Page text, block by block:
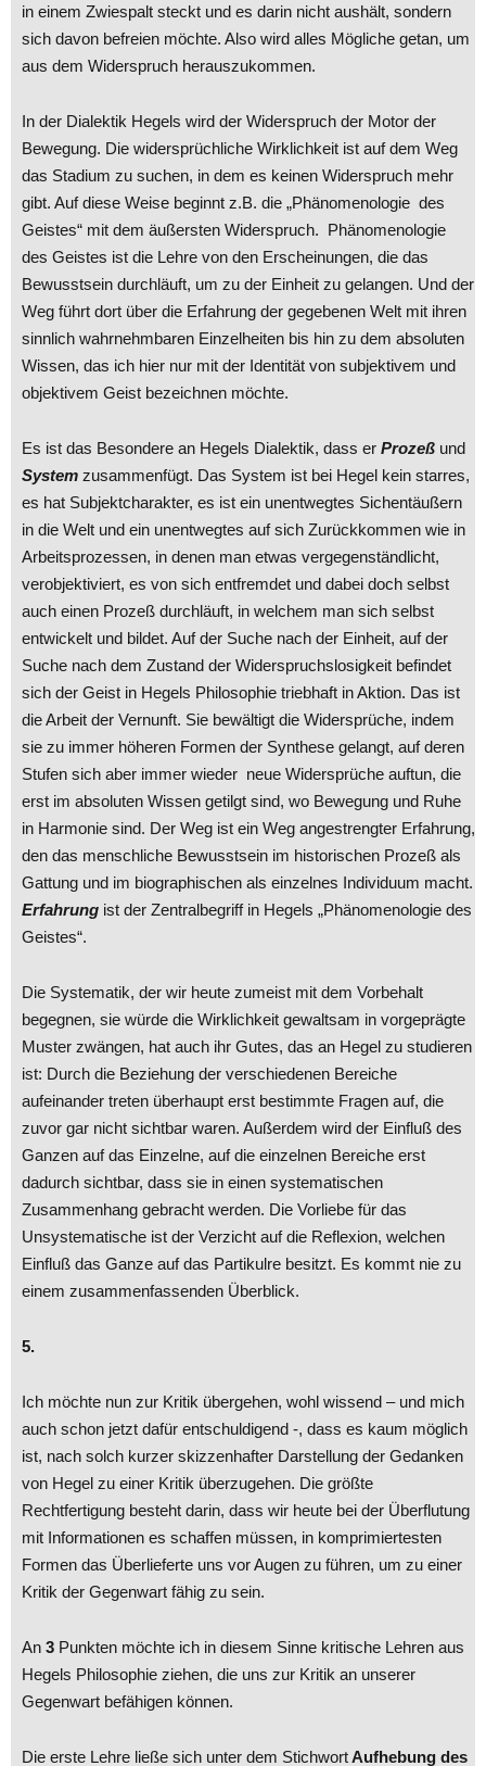
in einem Zwiespalt steckt und es darin nicht aushält, sondern
sich davon befreien möchte. Also wird alles Mögliche getan, um
aus dem Widerspruch herauszukommen.
In der Dialektik Hegels wird der Widerspruch der Motor der
Bewegung. Die widersprüchliche Wirklichkeit ist auf dem Weg
das Stadium zu suchen, in dem es keinen Widerspruch mehr
gibt. Auf diese Weise beginnt z.B. die „Phänomenologie des
Geistes“ mit dem äußersten Widerspruch. Phänomenologie
des Geistes ist die Lehre von den Erscheinungen, die das
Bewusstsein durchläuft, um zu der Einheit zu gelangen. Und der
Weg führt dort über die Erfahrung der gegebenen Welt mit ihren
sinnlich wahrnehmbaren Einzelheiten bis hin zu dem absoluten
Wissen, das ich hier nur mit der Identität von subjektivem und
objektivem Geist bezeichnen möchte.
Es ist das Besondere an Hegels Dialektik, dass er Prozeß und
System zusammenfügt. Das System ist bei Hegel kein starres,
es hat Subjektcharakter, es ist ein unentwegtes Sichentäußern
in die Welt und ein unentwegtes auf sich Zurückkommen wie in
Arbeitsprozessen, in denen man etwas vergegenständlicht,
verobjektiviert, es von sich entfremdet und dabei doch selbst
auch einen Prozeß durchläuft, in welchem man sich selbst
entwickelt und bildet. Auf der Suche nach der Einheit, auf der
Suche nach dem Zustand der Widerspruchslosigkeit befindet
sich der Geist in Hegels Philosophie triebhaft in Aktion. Das ist
die Arbeit der Vernunft. Sie bewältigt die Widersprüche, indem
sie zu immer höheren Formen der Synthese gelangt, auf deren
Stufen sich aber immer wieder neue Widersprüche auftun, die
erst im absoluten Wissen getilgt sind, wo Bewegung und Ruhe
in Harmonie sind. Der Weg ist ein Weg angestrengter Erfahrung,
den das menschliche Bewusstsein im historischen Prozeß als
Gattung und im biographischen als einzelnes Individuum macht.
Erfahrung ist der Zentralbegriff in Hegels „Phänomenologie des
Geistes“.
Die Systematik, der wir heute zumeist mit dem Vorbehalt
begegnen, sie würde die Wirklichkeit gewaltsam in vorgeprägte
Muster zwängen, hat auch ihr Gutes, das an Hegel zu studieren
ist: Durch die Beziehung der verschiedenen Bereiche
aufeinander treten überhaupt erst bestimmte Fragen auf, die
zuvor gar nicht sichtbar waren. Außerdem wird der Einfluß des
Ganzen auf das Einzelne, auf die einzelnen Bereiche erst
dadurch sichtbar, dass sie in einen systematischen
Zusammenhang gebracht werden. Die Vorliebe für das
Unsystematische ist der Verzicht auf die Reflexion, welchen
Einfluß das Ganze auf das Partikulre besitzt. Es kommt nie zu
einem zusammenfassenden Überblick.
5.
Ich möchte nun zur Kritik übergehen, wohl wissend – und mich
auch schon jetzt dafür entschuldigend -, dass es kaum möglich
ist, nach solch kurzer skizzenhafter Darstellung der Gedanken
von Hegel zu einer Kritik überzugehen. Die größte
Rechtfertigung besteht darin, dass wir heute bei der Überflutung
mit Informationen es schaffen müssen, in komprimiertesten
Formen das Überlieferte uns vor Augen zu führen, um zu einer
Kritik der Gegenwart fähig zu sein.
An 3 Punkten möchte ich in diesem Sinne kritische Lehren aus
Hegels Philosophie ziehen, die uns zur Kritik an unserer
Gegenwart befähigen können.
Die erste Lehre ließe sich unter dem StichwortAufhebung des